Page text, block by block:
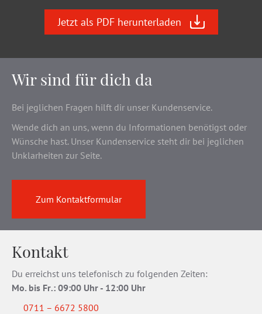
Jetzt als PDF herunterladen
Wir sind für dich da
Bei jeglichen Fragen hilft dir unser Kundenservice.
Wende dich an uns, wenn du Informationen benötigst oder
Wünsche hast. Unser Kundenservice steht dir bei jeglichen
Unklarheiten zur Seite.
Zum Kontaktformular
Kontakt
Du erreichst uns telefonisch zu folgenden Zeiten:
Mo. bis Fr.: 09:00 Uhr - 12:00 Uhr
0711 – 6672 5800